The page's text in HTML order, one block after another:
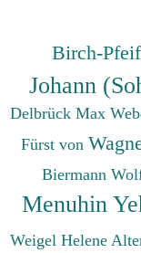
Birch-
Johann
Delbrück Max
Fürst von
Biermann
Menuhin
Weigel Helene